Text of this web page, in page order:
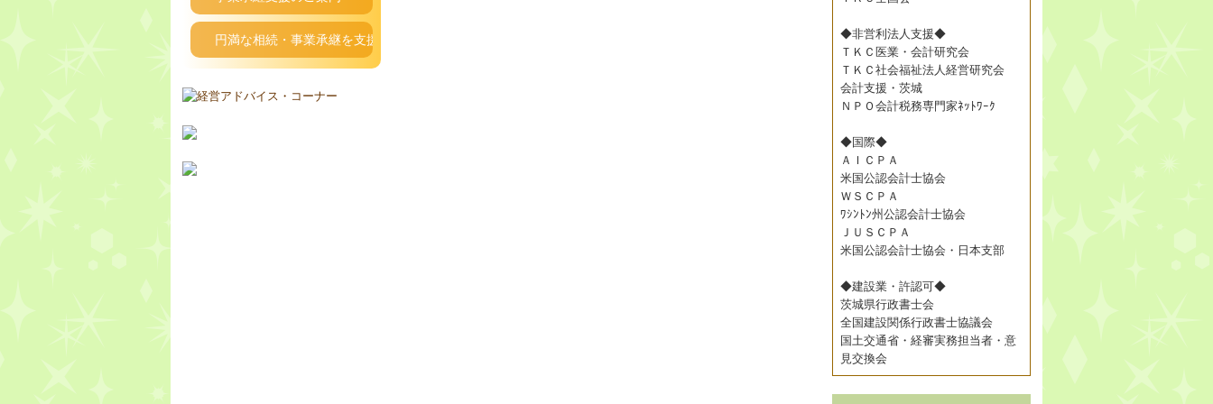
円満な相続・事業承継を支援
◆非営利法人支援◆
ＴＫＣ医業・会計研究会
ＴＫＣ社会福祉法人経営研究会
会計支援・茨城
ＮＰＯ会計税務専門家ﾈｯﾄﾜｰｸ
◆国際◆
ＡＩＣＰＡ
米国公認会計士協会
ＷＳＣＰＡ
ﾜｼﾝﾄﾝ州公認会計士協会
ＪＵＳＣＰＡ
米国公認会計士協会・日本支部
◆建設業・許認可◆
茨城県行政書士会
全国建設関係行政書士協議会
国土交通省・経審実務担当者・意
見交換会